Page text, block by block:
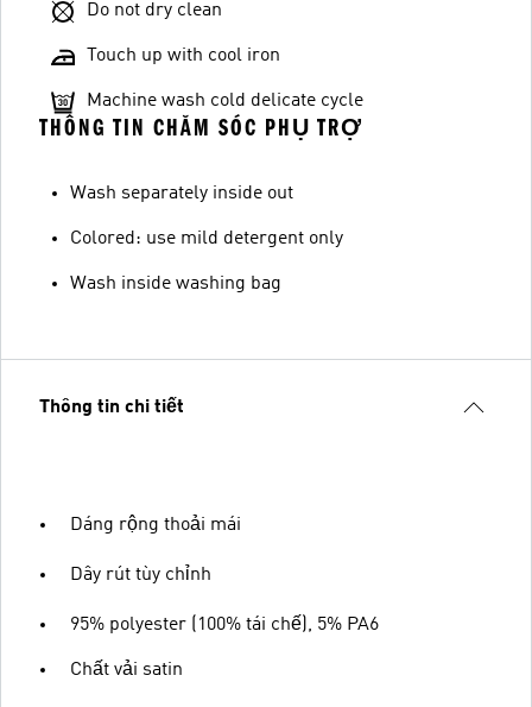
Do not dry clean
Touch up with cool iron
Machine wash cold delicate cycle
THÔNG TIN CHĂM SÓC PHỤ TRỢ
Wash separately inside out
Colored: use mild detergent only
Wash inside washing bag
Thông tin chi tiết
Dáng rộng thoải mái
Dây rút tùy chỉnh
95% polyester (100% tái chế), 5% PA6
Chất vải satin